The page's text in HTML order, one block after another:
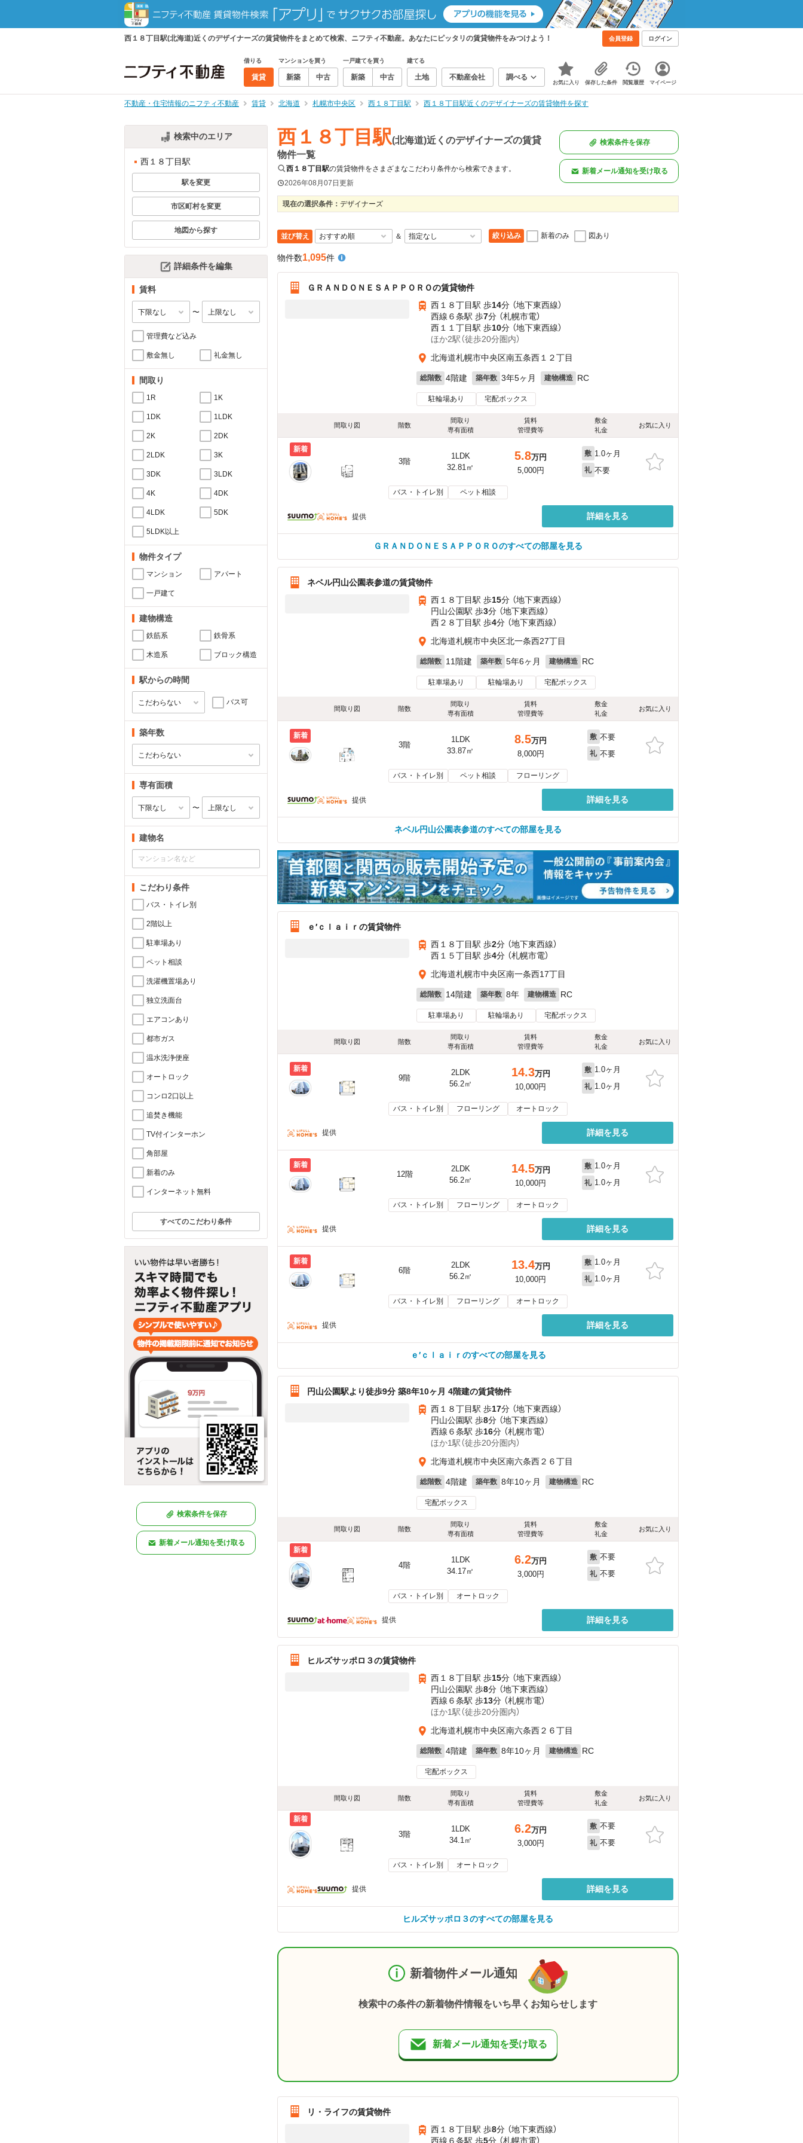
西１８丁目駅(北海道)近くのデザイナーズの賃貸物件をまとめて検索、ニフティ不動産。あなたにピッタリの賃貸物件をみつけよう！ 会員登録 ログイン
借りる
賃貸
マンションを買う
新築 中古
一戸建てを買う
新築 中古
建てる
土地 不動産会社 調べる
お気に入り 保存した条件 閲覧履歴 マイページ
不動産・住宅情報のニフティ不動産 賃貸 北海道 札幌市中央区 西１８丁目駅 西１８丁目駅近くのデザイナーズの賃貸物件を探す
検索中のエリア
西１８丁目駅
駅を変更
市区町村を変更
地図から探す
詳細条件を編集
賃料
〜
管理費など込み
敷金無し 礼金無し
間取り
1R 1K
1DK 1LDK
2K 2DK
2LDK 3K
3DK 3LDK
4K 4DK
4LDK 5DK
5LDK以上
物件タイプ
マンション アパート
一戸建て
建物構造
鉄筋系 鉄骨系
木造系 ブロック構造
駅からの時間
バス可
築年数
専有面積
〜
建物名
こだわり条件
バス・トイレ別
2階以上
駐車場あり
ペット相談
洗濯機置場あり
独立洗面台
エアコンあり
都市ガス
温水洗浄便座
オートロック
コンロ2口以上
追焚き機能
TV付インターホン
角部屋
新着のみ
インターネット無料
すべてのこだわり条件
検索条件を保存
新着メール通知を受け取る
西１８丁目駅(北海道)近くのデザイナーズの賃貸
物件一覧
西１８丁目駅の賃貸物件をさまざまなこだわり条件から検索できます。
2026年08月07日更新
検索条件を保存
新着メール通知を受け取る
現在の選択条件： デザイナーズ
並び替え ＆ 絞り込み 新着のみ 図あり
物件数1,095件
ＧＲＡＮＤＯＮＥＳＡＰＰＯＲＯの賃貸物件
西１８丁目駅 歩14分 （地下東西線）
西線６条駅 歩7分 （札幌市電）
西１１丁目駅 歩10分 （地下東西線）
ほか2駅（徒歩20分圏内）
北海道札幌市中央区南五条西１２丁目
総階数 4階建 築年数 3年5ヶ月 建物構造 RC
駐輪場あり 宅配ボックス
間取り図 階数
間取り
専有面積
賃料
管理費等
敷金
礼金
お気に入り
新着
3階
1LDK
32.81㎡
5.8万円
5,000円
敷 1.0ヶ月
礼 不要
バス・トイレ別 ペット相談
提供 詳細を見る
ＧＲＡＮＤＯＮＥＳＡＰＰＯＲＯのすべての部屋を見る
ネベル円山公園表参道の賃貸物件
西１８丁目駅 歩15分 （地下東西線）
円山公園駅 歩3分 （地下東西線）
西２８丁目駅 歩4分 （地下東西線）
北海道札幌市中央区北一条西27丁目
総階数 11階建 築年数 5年6ヶ月 建物構造 RC
駐車場あり 駐輪場あり 宅配ボックス
間取り図 階数
間取り
専有面積
賃料
管理費等
敷金
礼金
お気に入り
新着
3階
1LDK
33.87㎡
8.5万円
8,000円
敷 不要
礼 不要
バス・トイレ別 ペット相談 フローリング
提供 詳細を見る
ネベル円山公園表参道のすべての部屋を見る
ｅ′ｃｌａｉｒの賃貸物件
西１８丁目駅 歩2分 （地下東西線）
西１５丁目駅 歩4分 （札幌市電）
北海道札幌市中央区南一条西17丁目
総階数 14階建 築年数 8年 建物構造 RC
駐車場あり 駐輪場あり 宅配ボックス
間取り図 階数
間取り
専有面積
賃料
管理費等
敷金
礼金
お気に入り
新着
9階
2LDK
56.2㎡
14.3万円
10,000円
敷 1.0ヶ月
礼 1.0ヶ月
バス・トイレ別 フローリング オートロック
提供 詳細を見る
新着
12階
2LDK
56.2㎡
14.5万円
10,000円
敷 1.0ヶ月
礼 1.0ヶ月
バス・トイレ別 フローリング オートロック
提供 詳細を見る
新着
6階
2LDK
56.2㎡
13.4万円
10,000円
敷 1.0ヶ月
礼 1.0ヶ月
バス・トイレ別 フローリング オートロック
提供 詳細を見る
ｅ′ｃｌａｉｒのすべての部屋を見る
円山公園駅より徒歩9分 築8年10ヶ月 4階建の賃貸物件
西１８丁目駅 歩17分 （地下東西線）
円山公園駅 歩8分 （地下東西線）
西線６条駅 歩16分 （札幌市電）
ほか1駅（徒歩20分圏内）
北海道札幌市中央区南六条西２６丁目
総階数 4階建 築年数 8年10ヶ月 建物構造 RC
宅配ボックス
間取り図 階数
間取り
専有面積
賃料
管理費等
敷金
礼金
お気に入り
新着
4階
1LDK
34.17㎡
6.2万円
3,000円
敷 不要
礼 不要
バス・トイレ別 オートロック
提供 詳細を見る
ヒルズサッポロ３の賃貸物件
西１８丁目駅 歩15分 （地下東西線）
円山公園駅 歩8分 （地下東西線）
西線６条駅 歩13分 （札幌市電）
ほか1駅（徒歩20分圏内）
北海道札幌市中央区南六条西２６丁目
総階数 4階建 築年数 8年10ヶ月 建物構造 RC
宅配ボックス
間取り図 階数
間取り
専有面積
賃料
管理費等
敷金
礼金
お気に入り
新着
3階
1LDK
34.1㎡
6.2万円
3,000円
敷 不要
礼 不要
バス・トイレ別 オートロック
提供 詳細を見る
ヒルズサッポロ３のすべての部屋を見る
新着物件メール通知
検索中の条件の新着物件情報をいち早くお知らせします
新着メール通知を受け取る
リ・ライフの賃貸物件
西１８丁目駅 歩8分 （地下東西線）
西線６条駅 歩5分 （札幌市電）